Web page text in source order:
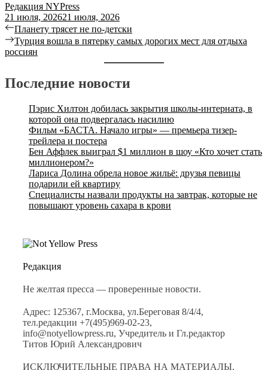
Редакция NYPress
21 июля, 202621 июля, 2026
Планету трясет не по-детски
Турция вошла в пятерку самых дорогих мест для отдыха
россиян
Последние новости
Пэрис Хилтон добилась закрытия школы-интерната, в
которой она подвергалась насилию
Фильм «БАСТА. Начало игры» — премьера тизер-
трейлера и постера
Бен Аффлек выиграл $1 миллион в шоу «Кто хочет стать
миллионером?»
Лариса Долина обрела новое жильё: друзья певицы
подарили ей квартиру
Специалисты назвали продукты на завтрак, которые не
повышают уровень сахара в крови
Редакция
Не желтая пресса — проверенные новости.
Адрес: 125367, г.Москва, ул.Береговая 8/4/4,
тел.редакции +7(495)969-02-23,
info@notyellowpress.ru, Учредитель и Гл.редактор
Титов Юрий Александрович
ИСКЛЮЧИТЕЛЬНЫЕ ПРАВА НА МАТЕРИАЛЫ,